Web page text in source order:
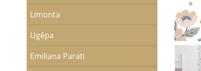
Limonta
Ugépa
Emiliana Parati